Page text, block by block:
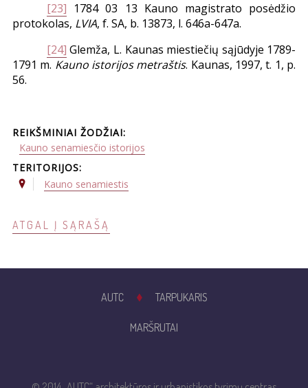
[23] 1784 03 13 Kauno magistrato posėdžio
protokolas, LVIA, f. SA, b. 13873, l. 646a-647a.
[24] Glemža, L. Kaunas miestiečių sąjūdyje 1789-
1791 m. Kauno istorijos metraštis. Kaunas, 1997, t. 1, p.
56.
REIKŠMINIAI ŽODŽIAI:
Kauno senamiesčio istorijos
TERITORIJOS:
Kauno senamiestis
ATGAL Į SĄRAŠĄ
AUTC TARPUKARIS
MARŠRUTAI